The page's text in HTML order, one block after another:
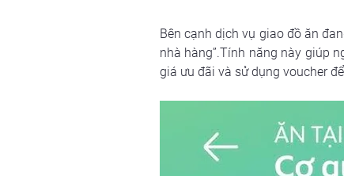
Bên cạnh dịch vụ giao đồ ăn
nhà hàng”.Tính năng này giúp
giá ưu đãi và sử dụng voucher